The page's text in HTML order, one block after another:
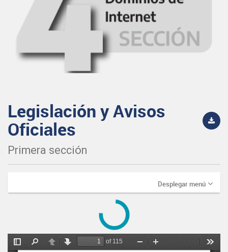
Legislación y Avisos
Oficiales
Primera sección
Desplegar menú